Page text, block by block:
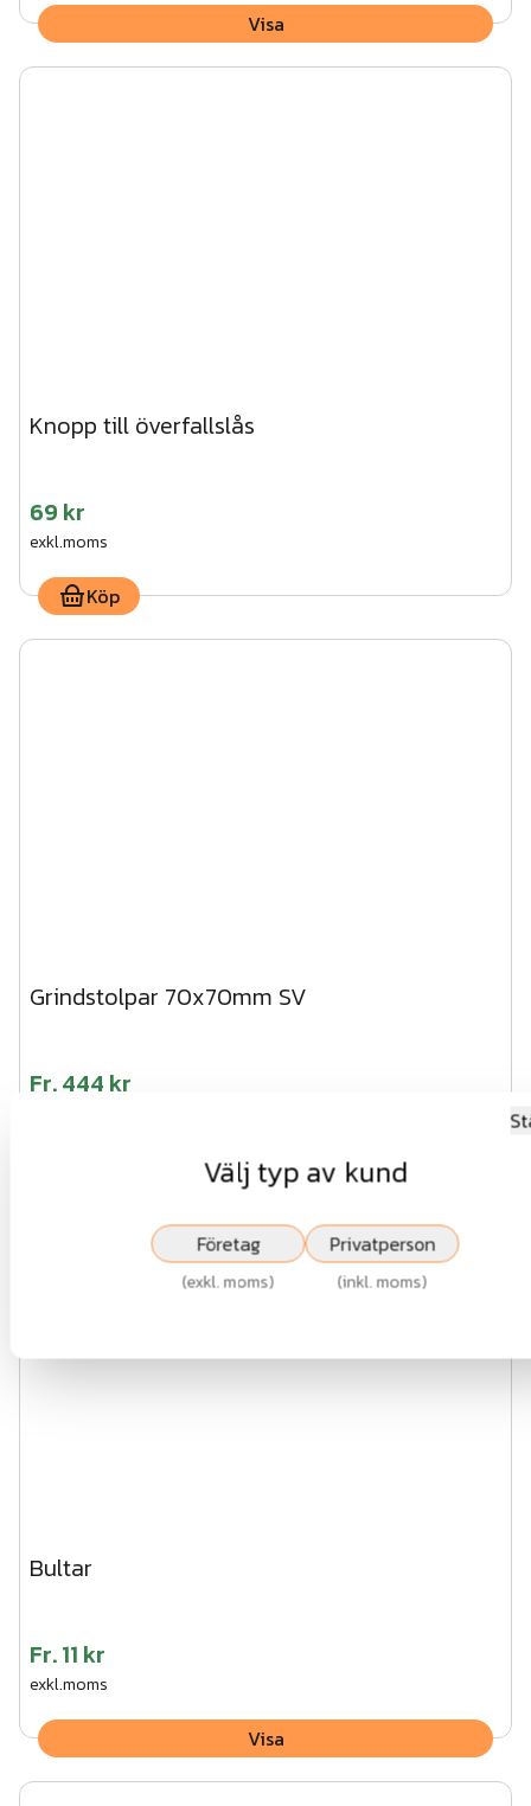
Visa
Knopp till överfallslås
69 kr
exkl.moms
Köp
Grindstolpar 70x70mm SV
Fr.444 kr
Visa
Bultar
Fr.11 kr
exkl.moms
Visa
Välj typ av kund
Företag
(exkl. moms)
Privatperson
(inkl. moms)